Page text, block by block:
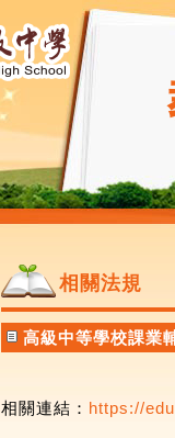
相關法規
高級中等學校課業
相關連結： https://